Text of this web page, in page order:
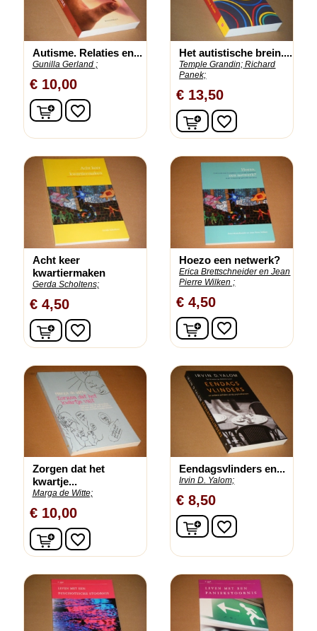
Autisme. Relaties en...
Gunilla Gerland ;
€ 10,00
In winkelwagen
favorite_border
Het autistische brein....
Temple Grandin; Richard
Panek;
€ 13,50
In winkelwagen
favorite_border
Acht keer
kwartiermaken
Gerda Scholtens;
€ 4,50
In winkelwagen
favorite_border
Hoezo een netwerk?
Erica Brettschneider en Jean
Pierre Wilken ;
€ 4,50
In winkelwagen
favorite_border
Zorgen dat het
kwartje...
Marga de Witte;
€ 10,00
In winkelwagen
favorite_border
Eendagsvlinders en...
Irvin D. Yalom;
€ 8,50
In winkelwagen
favorite_border